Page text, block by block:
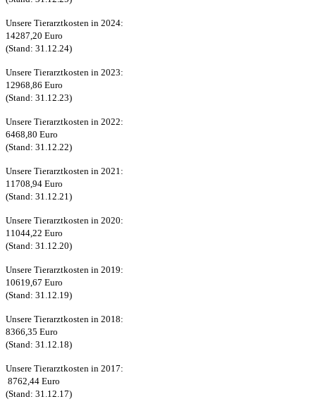
Unsere Tierarztkosten in 2024:
14287,20 Euro
(Stand: 31.12.24)
Unsere Tierarztkosten in 2023:
12968,86 Euro
(Stand: 31.12.23)
Unsere Tierarztkosten in 2022:
6468,80 Euro
(Stand: 31.12.22)
Unsere Tierarztkosten in 2021:
11708,94 Euro
(Stand: 31.12.21)
Unsere Tierarztkosten in 2020:
11044,22 Euro
(Stand: 31.12.20)
Unsere Tierarztkosten in 2019:
10619,67 Euro
(Stand: 31.12.19)
Unsere Tierarztkosten in 2018:
8366,35 Euro
(Stand: 31.12.18)
Unsere Tierarztkosten in 2017:
8762,44 Euro
(Stand: 31.12.17)